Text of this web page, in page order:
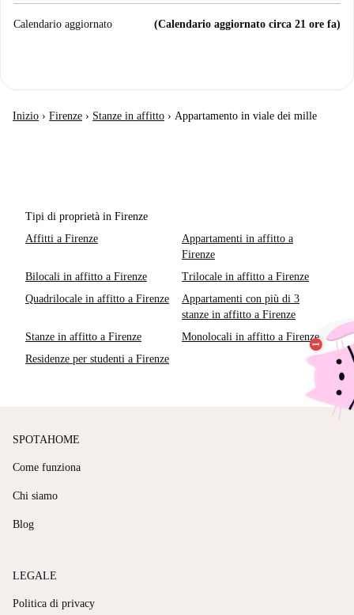
Calendario aggiornato (Calendario aggiornato circa 21 ore fa)
Inizio › Firenze › Stanze in affitto › Appartamento in viale dei mille
Tipi di proprietà in Firenze
Affitti a Firenze
Appartamenti in affitto a
Firenze
Bilocali in affitto a Firenze
Trilocale in affitto a Firenze
Quadrilocale in affitto a Firenze
Appartamenti con più di 3
stanze in affitto a Firenze
Stanze in affitto a Firenze
Monolocali in affitto a Firenze
Residenze per studenti a Firenze
SPOTAHOME
Come funziona
Chi siamo
Blog
LEGALE
Politica di privacy